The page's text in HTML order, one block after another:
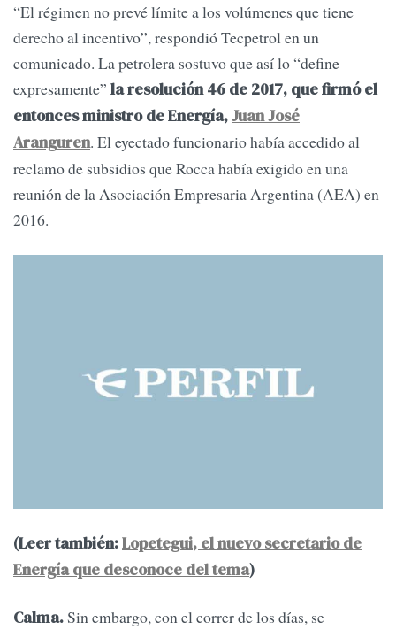
“El régimen no prevé límite a los volúmenes que tiene
derecho al incentivo”, respondió Tecpetrol en un
comunicado. La petrolera sostuvo que así lo “define
expresamente” la resolución 46 de 2017, que firmó el
entonces ministro de Energía,Juan José
Aranguren. El eyectado funcionario había accedido al
reclamo de subsidios que Rocca había exigido en una
reunión de la Asociación Empresaria Argentina (AEA) en
2016.
(Leer también:Lopetegui, el nuevo secretario de
Energía que desconoce del tema)
Calma.Sin embargo, con el correr de los días, se